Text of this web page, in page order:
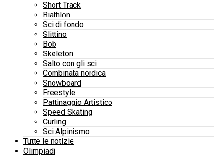
Short Track
Biathlon
Sci di fondo
Slittino
Bob
Skeleton
Salto con gli sci
Combinata nordica
Snowboard
Freestyle
Pattinaggio Artistico
Speed Skating
Curling
Sci Alpinismo
Tutte le notizie
Olimpiadi